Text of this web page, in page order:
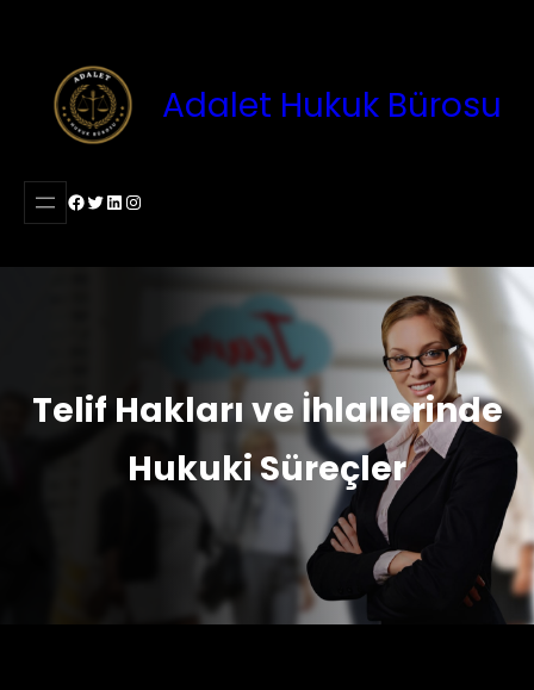
Adalet Hukuk Bürosu
Facebook
Twitter
LinkedIn
Instagram
Telif Hakları ve İhlallerinde
Hukuki Süreçler